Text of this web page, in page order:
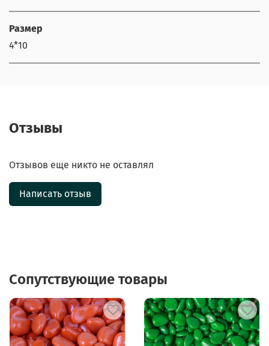
Размер
4*10
Отзывы
Отзывов еще никто не оставлял
Написать отзыв
Сопутствующие товары